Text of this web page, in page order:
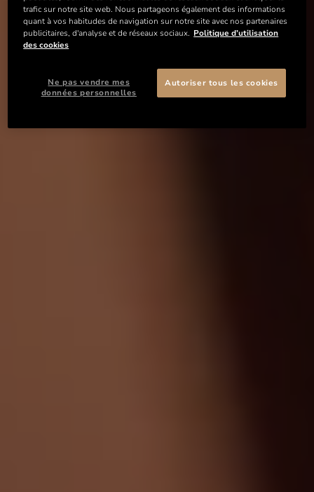
trafic sur notre site web. Nous partageons également des informations
quant à vos habitudes de navigation sur notre site avec nos partenaires
publicitaires, d'analyse et de réseaux sociaux. Politique d’utilisation
des cookies
Ne pas vendre mes
données personnelles
Autoriser tous les cookies